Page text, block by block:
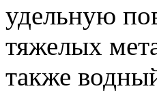
удельную
тяжелых
также